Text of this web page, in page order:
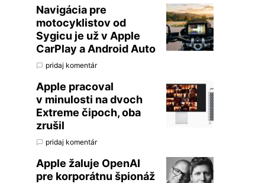
Navigácia pre
motocyklistov od
Sygicu je už v Apple
CarPlay a Android Auto
pridaj komentár
Apple pracoval
v minulosti na dvoch
Extreme čipoch, oba
zrušil
pridaj komentár
Apple žaluje OpenAI
pre korporátnu špionáž